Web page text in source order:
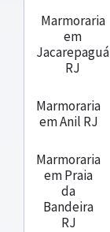
Marmoraria
em
Jacarepaguá
RJ
Marmoraria
em Anil RJ
Marmoraria
em Praia
da
Bandeira
RJ